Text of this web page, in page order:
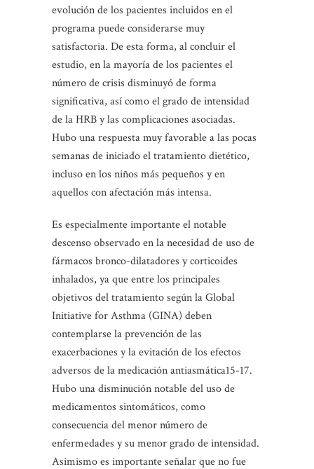
evolución de los pacientes incluidos en el
programa puede considerarse muy
satisfactoria. De esta forma, al concluir el
estudio, en la mayoría de los pacientes el
número de crisis disminuyó de forma
significativa, así como el grado de intensidad
de la HRB y las complicaciones asociadas.
Hubo una respuesta muy favorable a las pocas
semanas de iniciado el tratamiento dietético,
incluso en los niños más pequeños y en
aquellos con afectación más intensa.
Es especialmente importante el notable
descenso observado en la necesidad de uso de
fármacos bronco-dilatadores y corticoides
inhalados, ya que entre los principales
objetivos del tratamiento según la Global
Initiative for Asthma (GINA) deben
contemplarse la prevención de las
exacerbaciones y la evitación de los efectos
adversos de la medicación antiasmática15-17.
Hubo una disminución notable del uso de
medicamentos sintomáticos, como
consecuencia del menor número de
enfermedades y su menor grado de intensidad.
Asimismo es importante señalar que no fue